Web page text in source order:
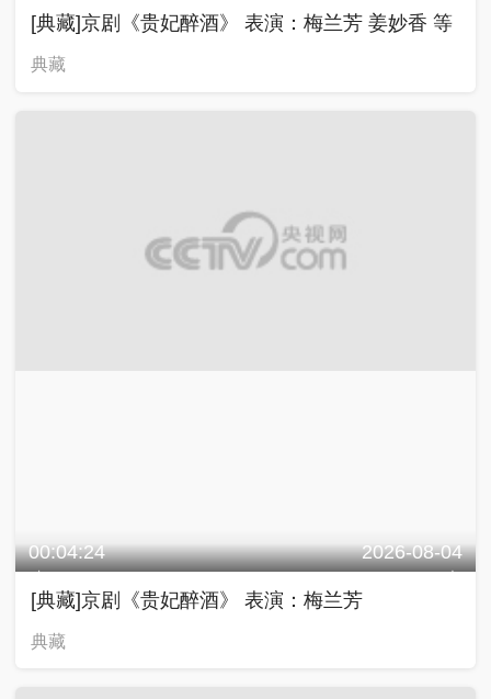
[典藏]京剧《贵妃醉酒》 表演：梅兰芳 姜妙香 等
典藏
00:04:24 2026-08-04
[典藏]京剧《贵妃醉酒》 表演：梅兰芳
典藏